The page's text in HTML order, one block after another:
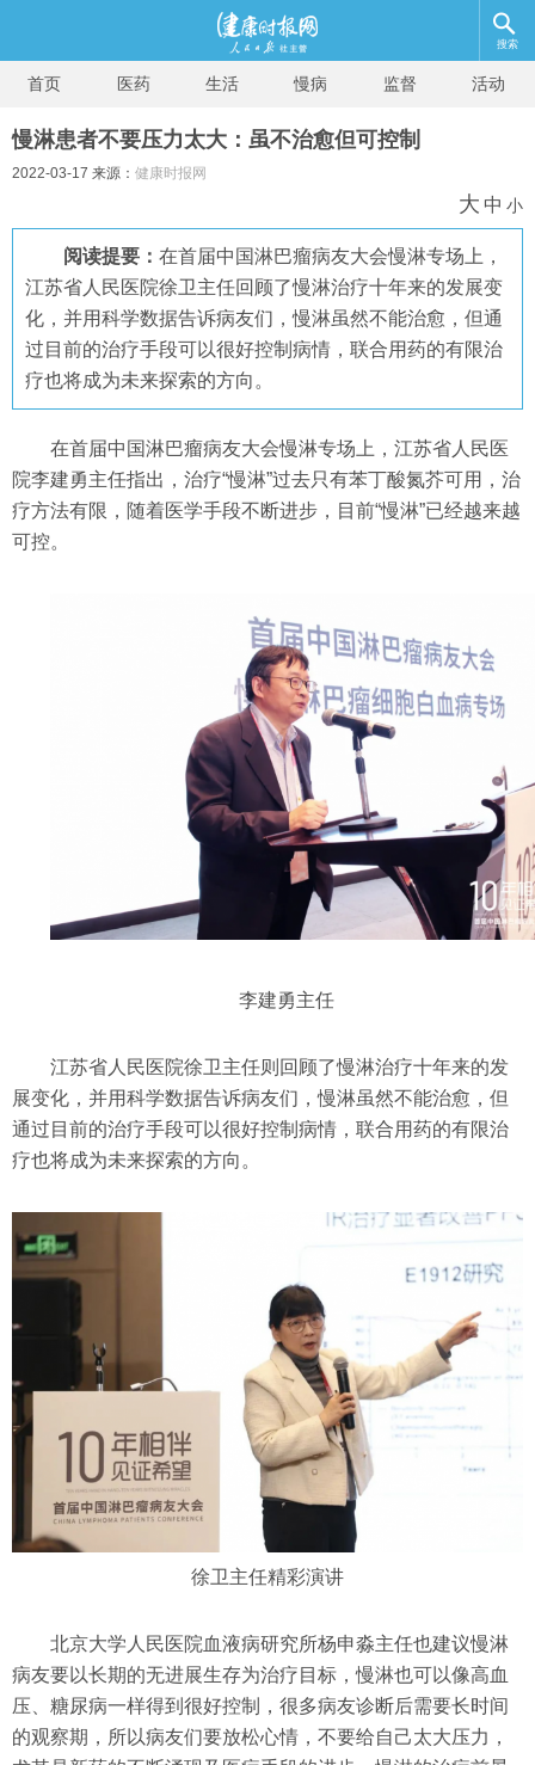
搜索
首页 医药 生活 慢病 监督 活动
慢淋患者不要压力太大：虽不治愈但可控制
2022-03-17 来源： 健康时报网
大 中 小
阅读提要： 在首届中国淋巴瘤病友大会慢淋专场上，
江苏省人民医院徐卫主任回顾了慢淋治疗十年来的发展变
化，并用科学数据告诉病友们，慢淋虽然不能治愈，但通
过目前的治疗手段可以很好控制病情，联合用药的有限治
疗也将成为未来探索的方向。
在首届中国淋巴瘤病友大会慢淋专场上，江苏省人民医
院李建勇主任指出，治疗“慢淋”过去只有苯丁酸氮芥可用，治
疗方法有限，随着医学手段不断进步，目前“慢淋”已经越来越
可控。
李建勇主任
江苏省人民医院徐卫主任则回顾了慢淋治疗十年来的发
展变化，并用科学数据告诉病友们，慢淋虽然不能治愈，但
通过目前的治疗手段可以很好控制病情，联合用药的有限治
疗也将成为未来探索的方向。
徐卫主任精彩演讲
北京大学人民医院血液病研究所杨申淼主任也建议慢淋
病友要以长期的无进展生存为治疗目标，慢淋也可以像高血
压、糖尿病一样得到很好控制，很多病友诊断后需要长时间
的观察期，所以病友们要放松心情，不要给自己太大压力，